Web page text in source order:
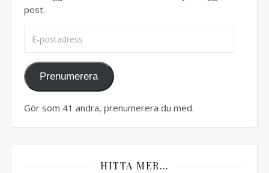
post.
Prenumerera
Gör som 41 andra, prenumerera du med.
HITTA MER…